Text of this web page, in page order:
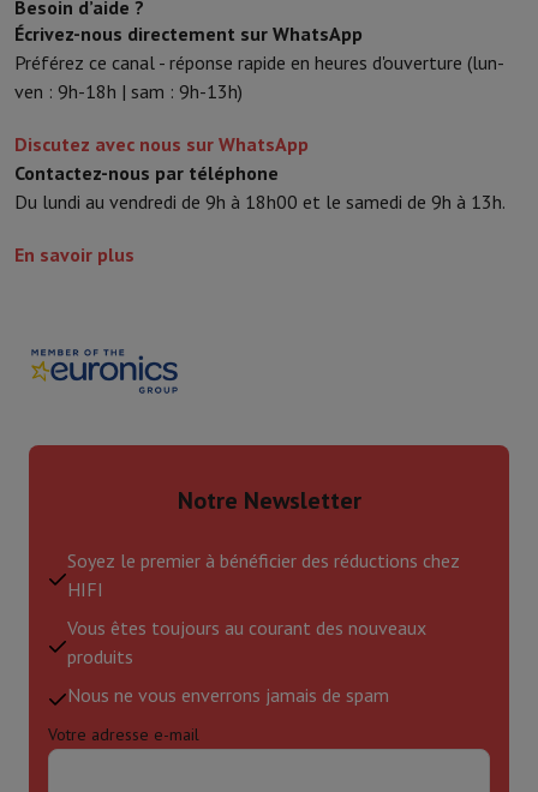
Besoin d’aide ?
Écrivez-nous directement sur WhatsApp
Préférez ce canal - réponse rapide en heures d'ouverture (lun-
ven : 9h-18h | sam : 9h-13h)
Discutez avec nous sur WhatsApp
Contactez-nous par téléphone
Du lundi au vendredi de 9h à 18h00 et le samedi de 9h à 13h.
En savoir plus
Notre Newsletter
Soyez le premier à bénéficier des réductions chez
HIFI
Vous êtes toujours au courant des nouveaux
produits
Nous ne vous enverrons jamais de spam
Votre adresse e-mail